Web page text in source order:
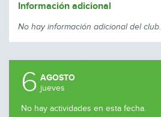
Información adicional
No hay información adicional del club.
6 AGOSTO
jueves
No hay actividades en esta fecha.